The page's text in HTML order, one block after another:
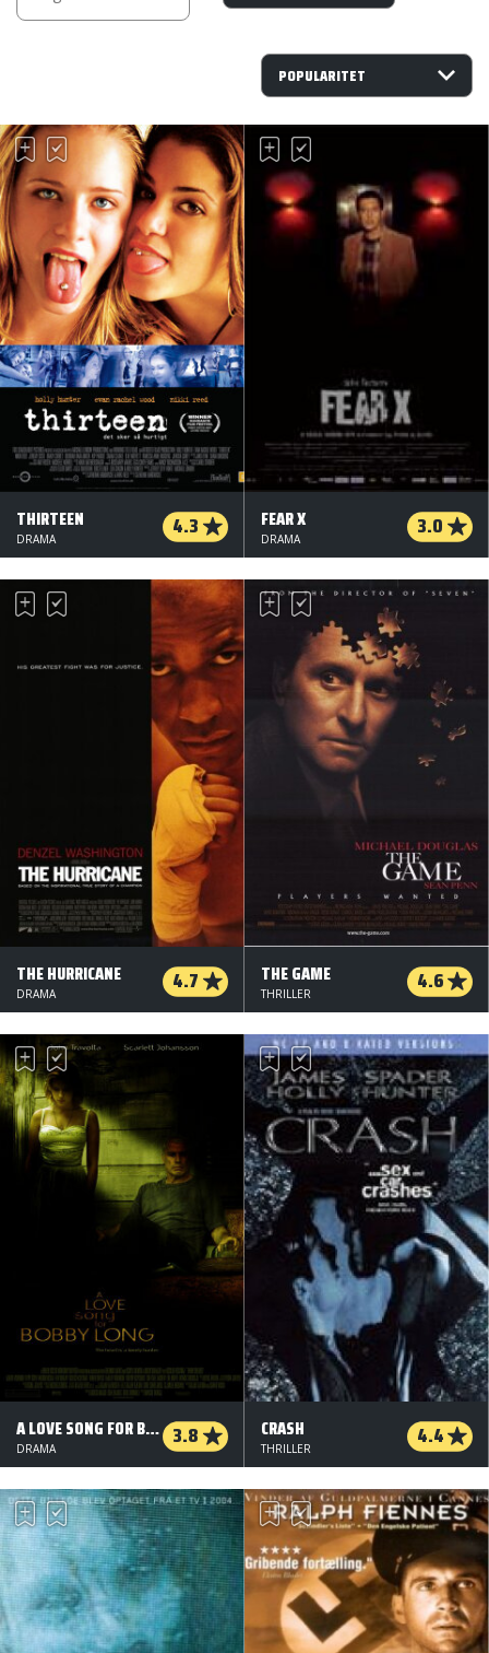
THIRTEEN 4.3
DRAMA
FEAR X 3.0
DRAMA
THE HURRICANE 4.7
DRAMA
THE GAME 4.6
THRILLER
A LOVE SONG FOR BOBBY LONG 3.8
DRAMA
CRASH 4.4
THRILLER